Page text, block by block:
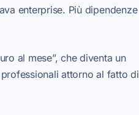
enterprise. Più dipendenze
al mese”, che diventa un
attorno al fatto di